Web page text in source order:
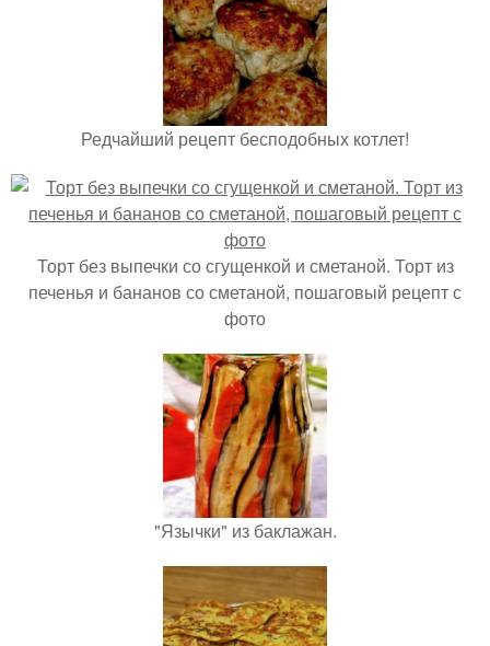
Редчайший рецепт бесподобных котлет!
Торт без выпечки со сгущенкой и сметаной. Торт из
печенья и бананов со сметаной, пошаговый рецепт с
фото
"Язычки" из баклажан.